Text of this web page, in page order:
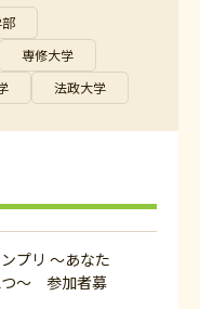
専修大学
法政大学
プリ ～あなた
つ～ 参加者募